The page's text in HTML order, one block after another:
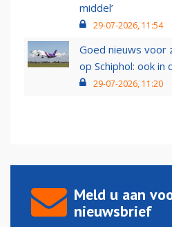
middel’
29-07-2026, 11:54
Goed nieuws voor
op Schiphol: ook
29-07-2026, 11:20
Meld u aan
nieuwsbrief